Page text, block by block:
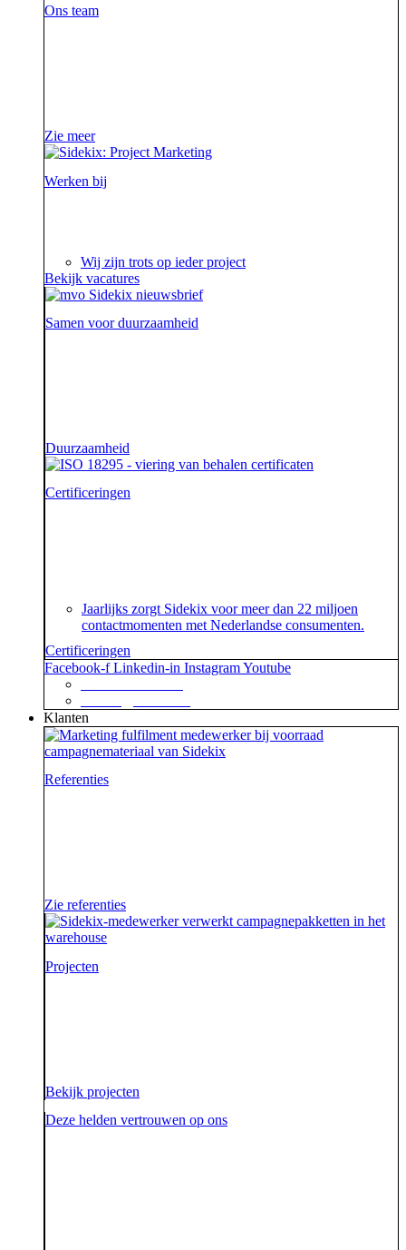
Ons team
Zie meer
Werken bij
Wij zijn trots op ieder project
Bekijk vacatures
Samen voor duurzaamheid
Duurzaamheid
Certificeringen
Jaarlijks zorgt Sidekix voor meer dan 22 miljoen
contactmomenten met Nederlandse consumenten.
Certificeringen
Facebook-f Linkedin-in InstagramYoutube
Klanten
Referenties
Zie referenties
Projecten
Bekijk projecten
Deze helden vertrouwen op ons